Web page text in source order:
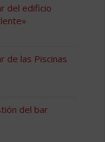
del edificio
de las Piscinas
del bar